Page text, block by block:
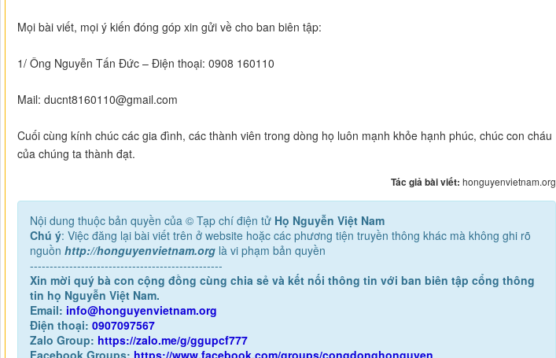
Mọi bài viết, mọi ý kiến đóng góp xin gửi về cho ban biên tập:
1/ Ông Nguyễn Tấn Đức – Điện thoại: 0908 160110
Mail: ducnt8160110@gmail.com
Cuối cùng kính chúc các gia đình, các thành viên trong dòng họ luôn mạnh khỏe hạnh phúc, chúc con cháu
của chúng ta thành đạt.
Tác giả bài viết: honguyenvietnam.org
Nội dung thuộc bản quyền của © Tạp chí điện tử Họ Nguyễn Việt Nam
Chú ý: Việc đăng lại bài viết trên ở website hoặc các phương tiện truyền thông khác mà không ghi rõ
nguồn http://honguyenvietnam.org là vi phạm bản quyền
-------------------------------------------------
Xin mời quý bà con cộng đồng cùng chia sẻ và kết nối thông tin với ban biên tập cổng thông
tin họ Nguyễn Việt Nam.
Email: info@honguyenvietnam.org
Điện thoại: 0907097567
Zalo Group: https://zalo.me/g/ggupcf777